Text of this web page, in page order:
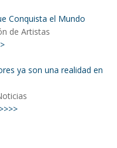
Conquista el Mundo
de Artistas
ya son una realidad en
>>>>